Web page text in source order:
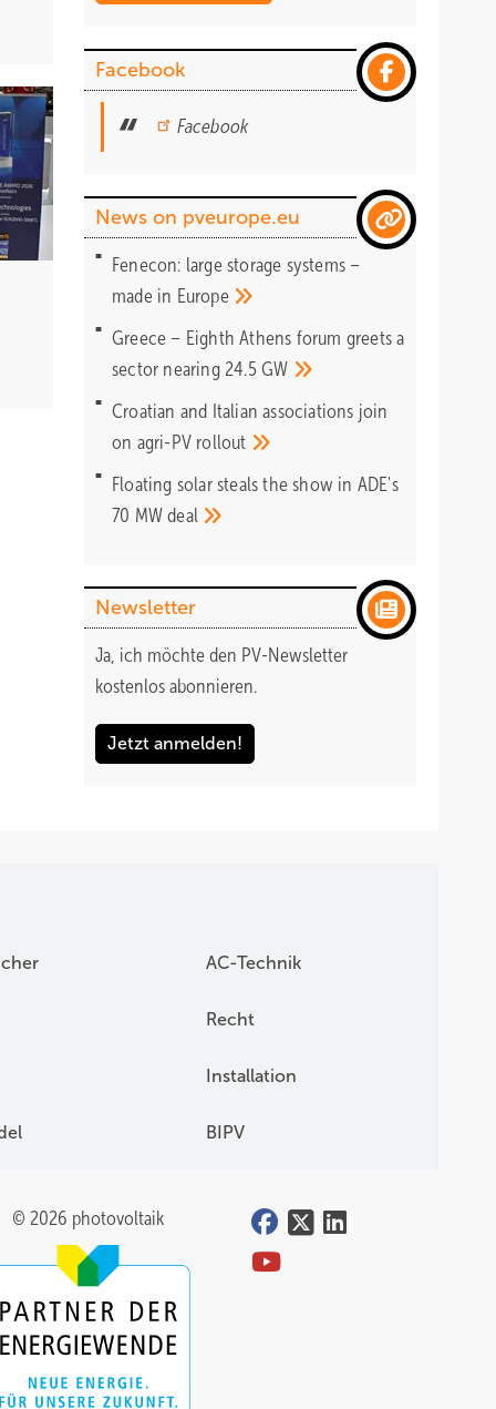
an
Facebook
Facebook
News on pveurope.eu
Fenecon: large storage systems –
made in Europe
Greece – Eighth Athens forum greets a
sector nearing 24.5 GW
Croatian and Italian associations join
on agri-PV rollout
Floating solar steals the show in ADE's
70 MWdeal
Newsletter
Ja, ich möchte den PV-Newsletter
kostenlos abonnieren.
Jetzt anmelden!
AC-Technik
Recht
Installation
BIPV
© 2026 photovoltaik